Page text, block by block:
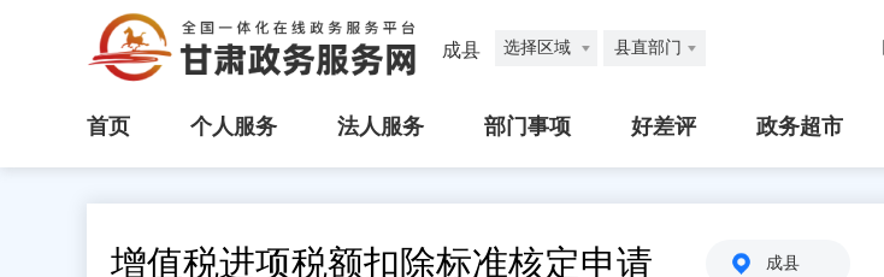
成县 选择区域 县直部门
首页 个人服务 法人服务 部门事项 好差评 政务超市
增值税进项税额扣除标准核定申请 成县